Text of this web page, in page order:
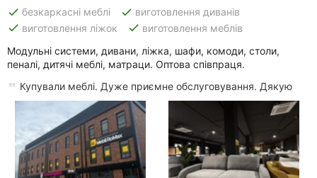
done безкаркасні меблі done виготовлення диванів
done виготовлення ліжок done виготовлення меблів
Модульні системи, дивани, ліжка, шафи, комоди, столи,
пеналі, дитячі меблі, матраци. Оптова співпраця.
Купували меблі. Дуже приємне обслуговування. Дякую